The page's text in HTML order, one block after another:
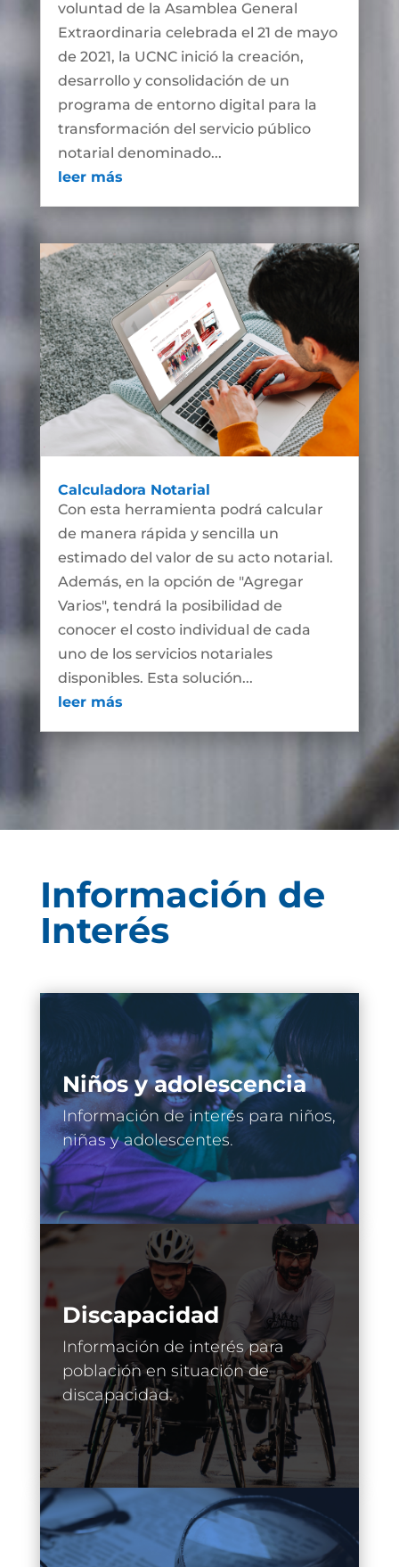
voluntad de la Asamblea General
Extraordinaria celebrada el 21 de mayo
de 2021, la UCNC inició la creación,
desarrollo y consolidación de un
programa de entorno digital para la
transformación del servicio público
notarial denominado...
leer más
Calculadora Notarial
Con esta herramienta podrá calcular
de manera rápida y sencilla un
estimado del valor de su acto notarial.
Además, en la opción de "Agregar
Varios", tendrá la posibilidad de
conocer el costo individual de cada
uno de los servicios notariales
disponibles. Esta solución...
leer más
Información de
Interés
Niños y adolescencia
Información de interés para niños,
niñas y adolescentes.
Discapacidad
Información de interés para
población en situación de
discapacidad.